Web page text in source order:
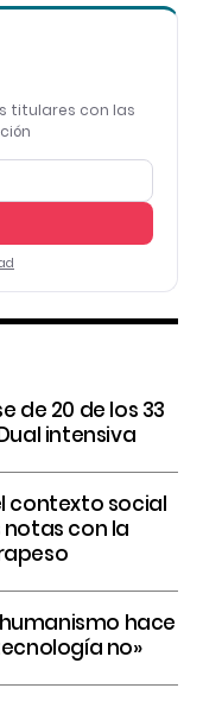
titulares con las
de 20 de los 33
intensiva
contexto social
con la
hace
no»